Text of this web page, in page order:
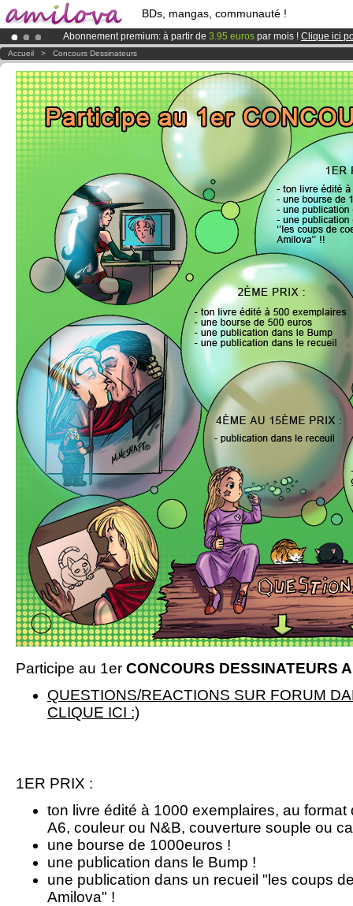
BDs, mangas, communauté !
Abonnement premium: à partir de 3.95 euros par mois ! Clique ici
LeKickstarter Amilova est désormais lancé!.
Déjà 134393membreset 1208BDs & Mangas!
Accueil > Concours Dessinateurs
Participe au 1er CONCOURS DESSINATEURS
QUESTIONS/REACTIONS SUR FORUM
CLIQUE ICI :)
1ER PRIX :
ton livre édité à 1000 exemplaires, au format
A6, couleur ou N&B, couverture souple ou
une bourse de 1000euros !
une publication dans le Bump !
une publication dans un recueil "les coups
Amilova" !